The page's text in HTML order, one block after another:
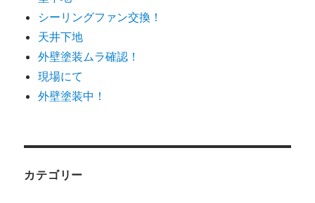
シーリングファン交換！
天井下地
外壁塗装ムラ確認！
現場にて
外壁塗装中！
カテゴリー